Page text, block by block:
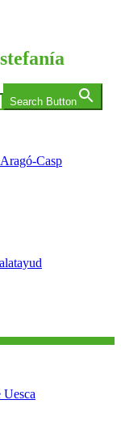
Search Button
Casp
Uesca